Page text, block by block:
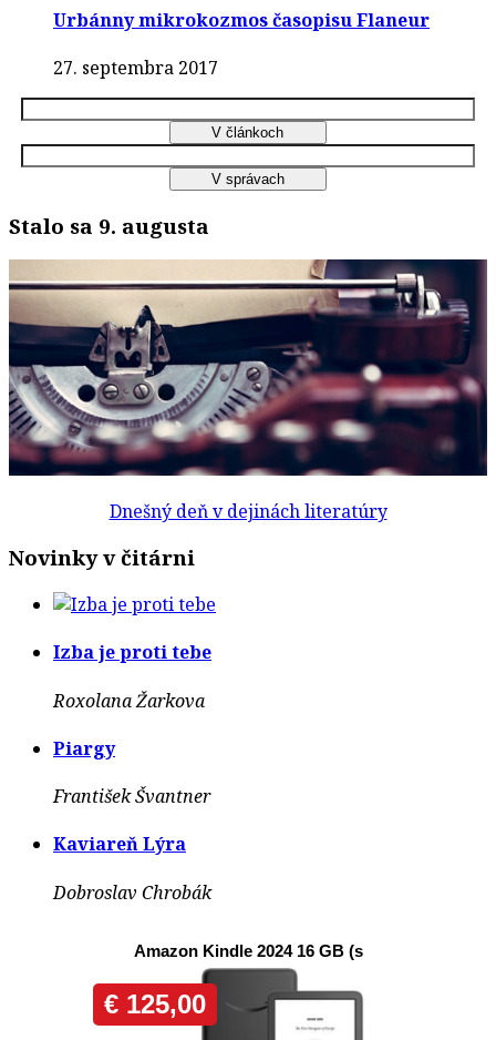
Urbánny mikrokozmos časopisu Flaneur
27. septembra 2017
Stalo sa 9. augusta
Dnešný deň v dejinách literatúry
Novinky v čitárni
Izba je proti tebe
Roxolana Žarkova
Piargy
František Švantner
Kaviareň Lýra
Dobroslav Chrobák